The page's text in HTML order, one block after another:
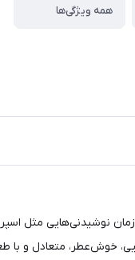
همه ویژگی‌ها
مثل
خوش‌عطر، متعادل و با